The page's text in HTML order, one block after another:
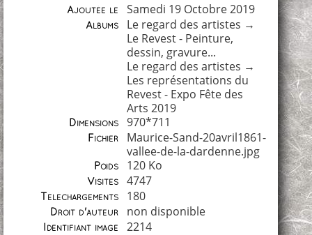
Ajoutée le Samedi 19 Octobre 2019
Albums Le regard des artistes →
Le Revest - Peinture,
dessin, gravure...
Le regard des artistes →
Les représentations du
Revest - Expo Fête des
Arts 2019
Dimensions 970*711
Fichier
Maurice-Sand-20avril1861-
vallee-de-la-dardenne.jpg
Poids 120 Ko
Visites 4747
Téléchargements 180
Droit d'auteur non disponible
Identifiant image 2214